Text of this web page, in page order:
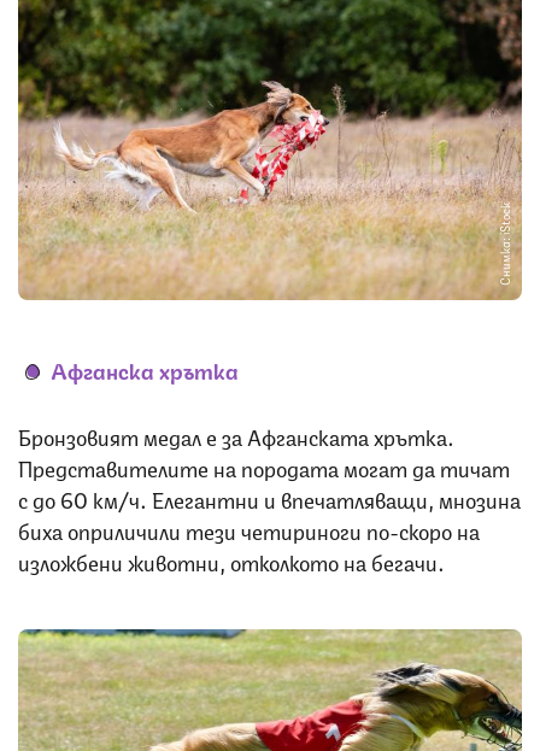
Снимка: iStock
Афганска хрътка
Бронзовият медал е за Афганската хрътка.
Представителите на породата могат да тичат
с до 60 км/ч. Елегантни и впечатляващи, мнозина
биха оприличили тези четириноги по-скоро на
изложбени животни, отколкото на бегачи.